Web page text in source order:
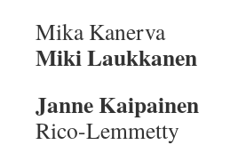
Mika
Miki Laukkanen
Janne Kaipainen
Rico-Lemmetty